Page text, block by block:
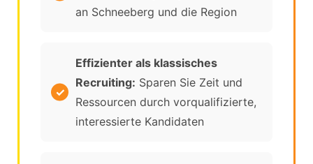
an Schneeberg und die Region
Effizienter als klassisches
Recruiting: Sparen Sie Zeit und
Ressourcen durch vorqualifizierte,
interessierte Kandidaten